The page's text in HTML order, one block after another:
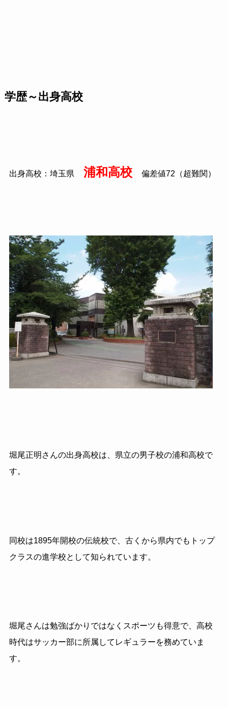
学歴～出身高校
出身高校：埼玉県 浦和高校 偏差値72 （超難関）
堀尾正明さんの出身高校は、県立の男子校の浦和高校で
す。
同校は1895年開校の伝統校で、古くから県内でもトップ
クラスの進学校として知られています。
堀尾さんは勉強ばかりではなくスポーツも得意で、高校
時代はサッカー部に所属してレギュラーを務めていま
す。